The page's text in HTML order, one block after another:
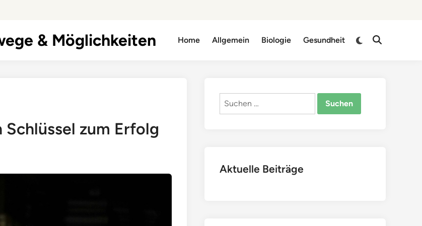
& Möglichkeiten Home Allgemein Biologie Gesundheit
Zu
Suche
Schlüssel zum Erfolg
Suchen
Aktuelle Beiträge